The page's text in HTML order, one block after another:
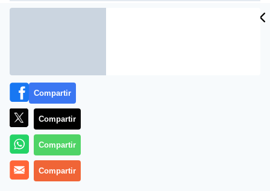
Compartir
Compartir
Compartir
Compartir